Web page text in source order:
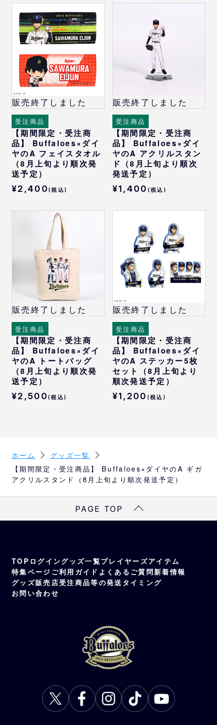
販売終了しました
受注商品
【期間限定・受注商
品】 Buffaloes×ダイ
ヤのA フェイスタオル
（8月上旬より順次発
送予定）
¥2,400 (税込)
販売終了しました
受注商品
【期間限定・受注商
品】 Buffaloes×ダイ
ヤのA アクリルスタン
ド（8月上旬より順次
発送予定）
¥1,400 (税込)
販売終了しました
受注商品
【期間限定・受注商
品】 Buffaloes×ダイ
ヤのA トートバッグ
（8月上旬より順次発
送予定）
¥2,500 (税込)
販売終了しました
受注商品
【期間限定・受注商
品】 Buffaloes×ダイ
ヤのA ステッカー5枚
セット（8月上旬より
順次発送予定）
¥1,200 (税込)
ホーム
グッズ一覧
【期間限定・受注商品】 Buffaloes×ダイヤのA ギガ
アクリルスタンド（8月上旬より順次発送予定）
PAGE TOP
TOP ログイングッズ一覧プレイヤーズアイテム
特集ページ ご利用ガイド よくあるご質問新着情報
グッズ販売店受注商品等の発送タイミング
お問い合わせ